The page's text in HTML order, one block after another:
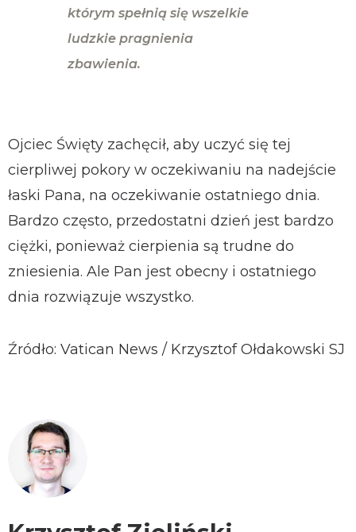
którym spełnią się wszelkie
ludzkie pragnienia
zbawienia.
Ojciec Święty zachęcił, aby uczyć się tej
cierpliwej pokory w oczekiwaniu na nadejście
łaski Pana, na oczekiwanie ostatniego dnia.
Bardzo często, przedostatni dzień jest bardzo
ciężki, ponieważ cierpienia są trudne do
zniesienia. Ale Pan jest obecny i ostatniego
dnia rozwiązuje wszystko.
Źródło: Vatican News / Krzysztof Ołdakowski SJ